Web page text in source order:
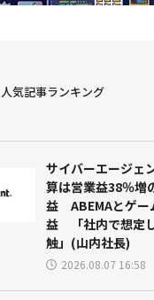
人気記事ランキング
サイバーエージェ
算は営業益38％増
益 ABEMAとゲー
益 「社内で想定
触」(山内社長)
2026.08.07 16:58